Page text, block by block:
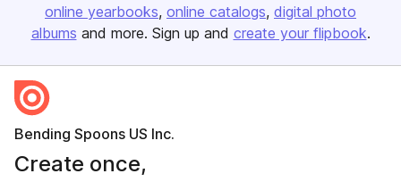
online yearbooks online catalogs digital photo
albums and more. Sign up and create your flipbook.
Bending Spoons US Inc.
Create once,